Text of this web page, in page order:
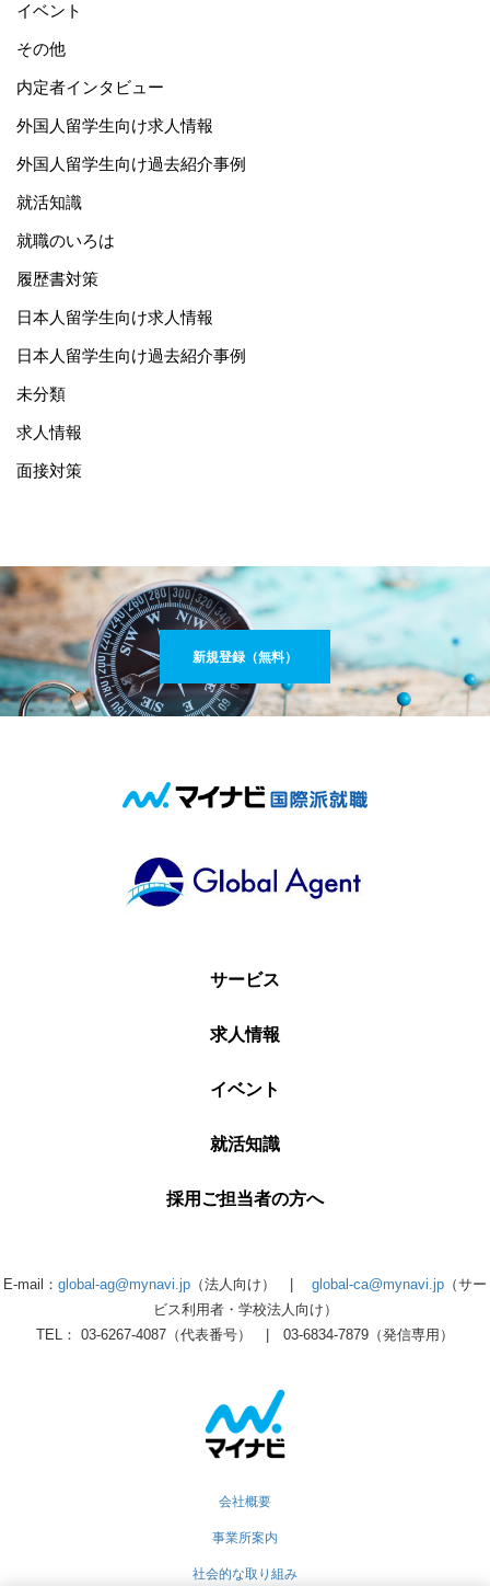
イベント
その他
内定者インタビュー
外国人留学生向け求人情報
外国人留学生向け過去紹介事例
就活知識
就職のいろは
履歴書対策
日本人留学生向け求人情報
日本人留学生向け過去紹介事例
未分類
求人情報
面接対策
新規登録（無料）
サービス
求人情報
イベント
就活知識
採用ご担当者の方へ
E-mail： global-ag@mynavi.jp （法人向け） | global-ca@mynavi.jp （サー
ビス利用者・学校法人向け）
TEL： 03-6267-4087（代表番号） | 03-6834-7879（発信専用）
会社概要
事業所案内
社会的な取り組み